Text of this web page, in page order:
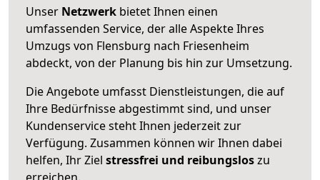
Unser Netzwerk bietet Ihnen einen
umfassenden Service, der alle Aspekte Ihres
Umzugs von Flensburg nach Friesenheim
abdeckt, von der Planung bis hin zur Umsetzung.
Die Angebote umfasst Dienstleistungen, die auf
Ihre Bedürfnisse abgestimmt sind, und unser
Kundenservice steht Ihnen jederzeit zur
Verfügung. Zusammen können wir Ihnen dabei
helfen, Ihr Ziel stressfrei und reibungsloszu